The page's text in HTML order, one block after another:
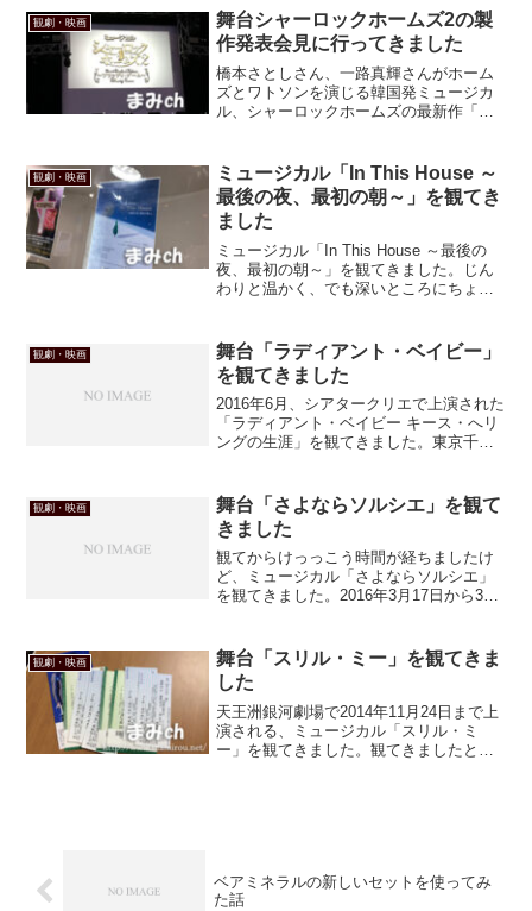
観劇・映画
舞台シャーロックホームズ2の製
作発表会見に行ってきました
橋本さとしさん、一路真輝さんがホーム
ズとワトソンを演じる韓国発ミュージカ
ル、シャーロックホームズの最新作「シ
た。１作目の「アンダーソン家の秘密」
はDVDで観たんですが...
観劇・映画
ミュージカル「In This House ～
最後の夜、最初の朝～」を観てき
ました
ミュージカル「In This House ～最後の
夜、最初の朝～」を観てきました。じん
わりと温かく、でも深いところにちょっ
観劇・映画
舞台「ラディアント・ベイビー」
を観てきました
2016年6月、シアタークリエで上演された
「ラディアント・ベイビー キース・へリ
ングの生涯」を観てきました。東京千秋
公演は中止に。私はたまたま、そのケガ
した回を観てまし...
観劇・映画
舞台「さよならソルシエ」を観て
きました
観てからけっっこう時間が経ちましたけ
ど、ミュージカル「さよならソルシエ」
を観てきました。2016年3月17日から3月
ん」と思えた。そんな舞台でしたよ～
観劇・映画
舞台「スリル・ミー」を観てきま
した
天王洲銀河劇場で2014年11月24日まで上
演される、ミュージカル「スリル・ミ
ー」を観てきました。観てきましたとい
ベアミネラルの新しいセットを使ってみ
た話